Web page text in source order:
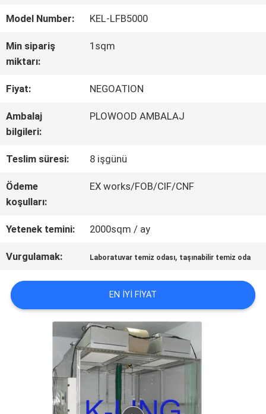
TURU
KONTROLÜ
DAVALAR
SITE
HARITASI
GIZLILIK
POLITIKASI
Model Number: KEL-LFB5000
Min sipariş
miktarı:
1sqm
Fiyat: NEGOATION
Ambalaj
bilgileri:
PLOWOOD AMBALAJ
Teslim süresi: 8 işgünü
Ödeme
koşulları:
EX works/FOB/CIF/CNF
Yetenek temini: 2000sqm / ay
Vurgulamak: Laboratuvar temiz odası, taşınabilir temiz oda
EN IYI FIYAT